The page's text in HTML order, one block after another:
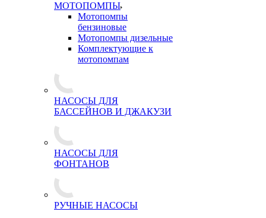
МОТОПОМПЫ
Мотопомпы
бензиновые
Мотопомпы дизельные
Комплектующие к
мотопомпам
НАСОСЫ ДЛЯ
БАССЕЙНОВ И ДЖАКУЗИ
НАСОСЫ ДЛЯ
ФОНТАНОВ
РУЧНЫЕ НАСОСЫ